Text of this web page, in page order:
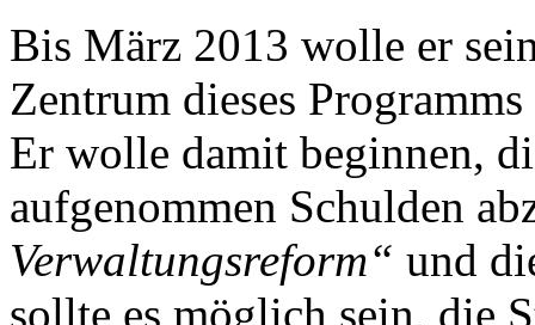
Bis März 2013 wolle er
Zentrum dieses
Er wolle damit beginnen,
aufgenommen Schulden
Verwaltungsreform“ und
sollte es möglich sein, die